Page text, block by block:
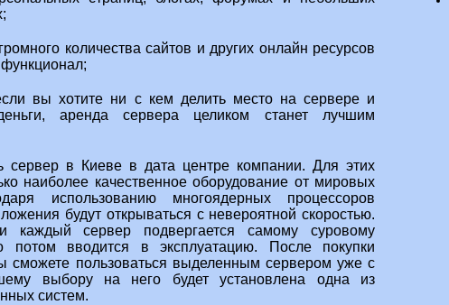
количества сайтов и других онлайн ресурсов
вы хотите ни с кем делить место на сервере и
аренда сервера целиком станет лучшим
сервер в Киеве в дата центре компании. Для этих
наиболее качественное оборудование от мировых
использованию многоядерных процессоров
будут открываться с невероятной скоростью.
каждый сервер подвергается самому суровому
потом вводится в эксплуатацию. После покупки
сможете пользоваться выделенным сервером уже с
выбору на него будет установлена одна из
систем.